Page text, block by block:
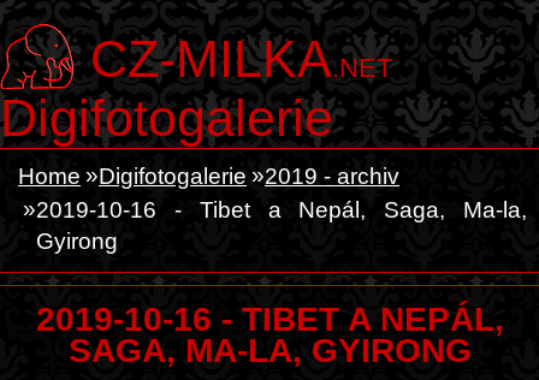
CZ-MILKA.NET
Digifotogalerie
Home Digifotogalerie
2019 - archiv
2019-10-16 - Tibet a Nepál, Saga, Ma-la,
Gyirong
2019-10-16 - TIBET A NEPÁL,
SAGA, MA-LA, GYIRONG